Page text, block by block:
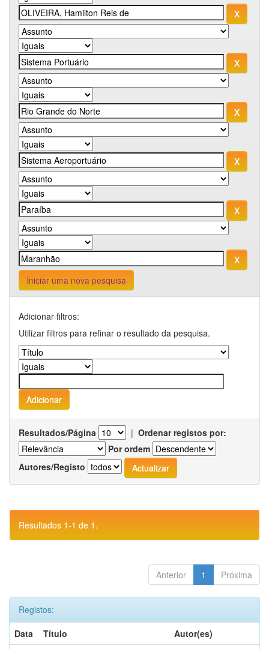
Iniciar uma nova pesquisa
Adicionar filtros:
Utilizar filtros para refinar o resultado da pesquisa.
Resultados/Página | Ordenar registos por:
Por ordem
Autores/Registo
Resultados 1-1 de 1.
Anterior 1 Próxima
Registos:
Data
Título
Autor(es)